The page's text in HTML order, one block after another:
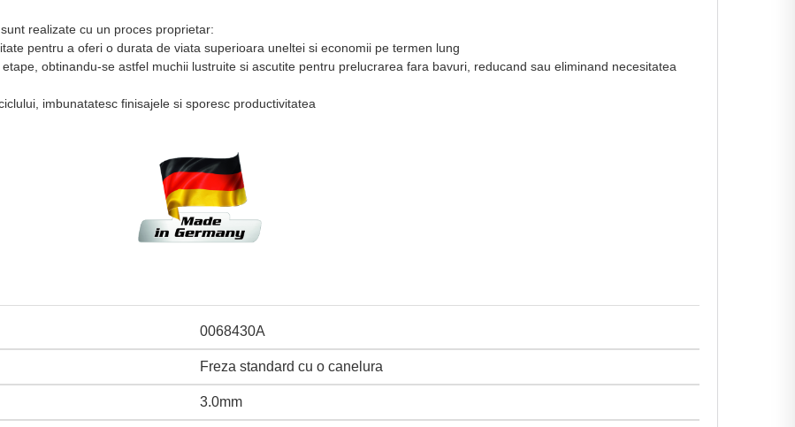
realizate cu un proces proprietar:
pentru a oferi o durata de viata superioara uneltei si economii pe termen lung
obtinandu-se astfel muchii lustruite si ascutite pentru prelucrarea fara bavuri, reducand sau eliminand necesitatea
imbunatatesc finisajele si sporesc productivitatea
0068430A
Freza standard cu o canelura
3.0mm